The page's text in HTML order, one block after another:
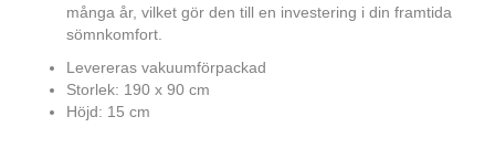
många år, vilket gör den till en investering i din framtida
sömnkomfort.
Levereras vakuumförpackad
Storlek: 190 x 90 cm
Höjd: 15 cm